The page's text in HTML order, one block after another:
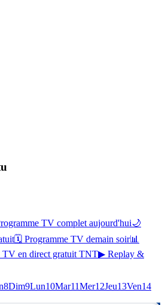
TV complet aujourd'hui🌙
🗓 Programme TV demain soir📊
TV en direct gratuit TNT▶ Replay &
8Dim9Lun10Mar11Mer12Jeu13Ven14